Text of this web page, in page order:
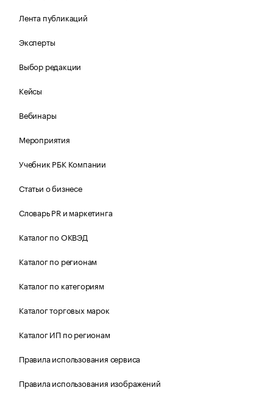
Лента публикаций
Эксперты
Выбор редакции
Кейсы
Вебинары
Мероприятия
Учебник РБК Компании
Статьи о бизнесе
Словарь PR и маркетинга
Каталог по ОКВЭД
Каталог по регионам
Каталог по категориям
Каталог торговых марок
Каталог ИП по регионам
Правила использования сервиса
Правила использования изображений